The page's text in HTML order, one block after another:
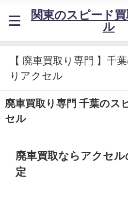
関東のスピード
ル
【 廃車買取り専門 】千
りアクセル
廃車買取り専門 千葉のス
セル
廃車買取ならアクセ
定